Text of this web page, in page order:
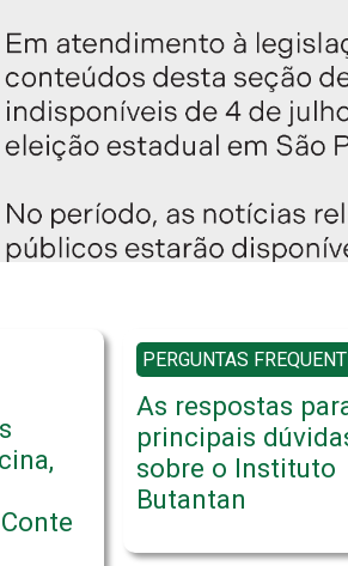
PERGUNTAS
As respostas
principais
sobre o Instituto
Butantan